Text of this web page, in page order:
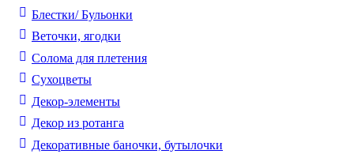
Блестки/ Бульонки
Веточки, ягодки
Солома для плетения
Cухоцветы
Декор-элементы
Декор из ротанга
Декоративные баночки, бутылочки